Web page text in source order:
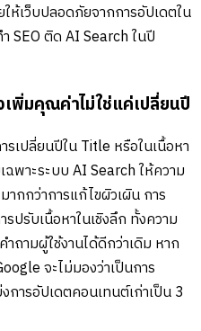
ห้เว็บปลอดภัยจากการอัปเดตใน
SEO ติด AI Search ในปี
พิ่มคุณค่าไม่ใช่แค่เปลี่ยนปี
รเปลี่ยนปีใน Title หรือในเนื้อหา
ฉพาะระบบ AI Search ให้ความ
กกว่าการแก้ไขผิวเผิน การ
ปรับเนื้อหาในเชิงลึก ทั้งความ
ถามผู้ใช้งานได้ดีกว่าเดิม หาก
จะไม่มองว่าเป็นการ
ารอัปเดตคอนเทนต์เก่าเป็น 3